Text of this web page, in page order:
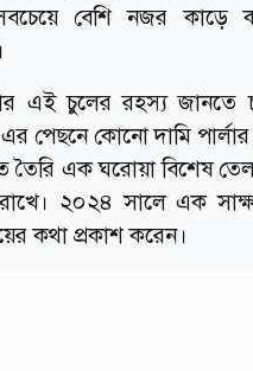
বেশি নজর কাড়ে
এই চুলের রহস্য জানতে
পেছনে কোনো দামি পার্লার
তৈরি এক ঘরোয়া বিশেষ
২০২৪ সালে এক
কথা প্রকাশ করেন।